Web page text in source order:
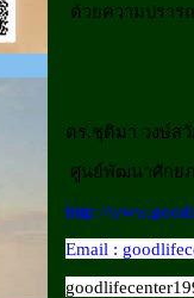
ด้วยความปราร
ดร.ชุติมา วงษ์ส
ศูนย์พัฒนาศักย
http://
Email :